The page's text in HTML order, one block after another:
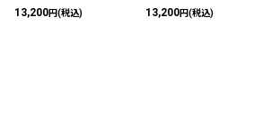
13,200円(税込)
13,200円(税込)